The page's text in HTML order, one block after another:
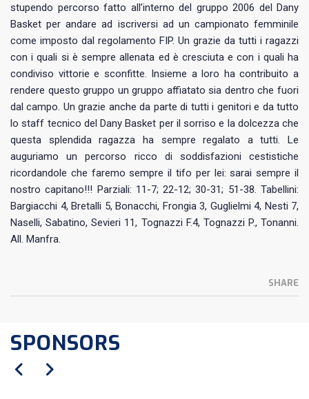
stupendo percorso fatto all’interno del gruppo 2006 del Dany
Basket per andare ad iscriversi ad un campionato femminile
come imposto dal regolamento FIP. Un grazie da tutti i ragazzi
con i quali si è sempre allenata ed è cresciuta e con i quali ha
condiviso vittorie e sconfitte. Insieme a loro ha contribuito a
rendere questo gruppo un gruppo affiatato sia dentro che fuori
dal campo. Un grazie anche da parte di tutti i genitori e da tutto
lo staff tecnico del Dany Basket per il sorriso e la dolcezza che
questa splendida ragazza ha sempre regalato a tutti. Le
auguriamo un percorso ricco di soddisfazioni cestistiche
ricordandole che faremo sempre il tifo per lei: sarai sempre il
nostro capitano!!! Parziali: 11-7; 22-12; 30-31; 51-38. Tabellini:
Bargiacchi 4, Bretalli 5, Bonacchi, Frongia 3, Guglielmi 4, Nesti 7,
Naselli, Sabatino, Sevieri 11, Tognazzi F.4, Tognazzi P., Tonanni.
All. Manfra.
SHARE
SPONSORS